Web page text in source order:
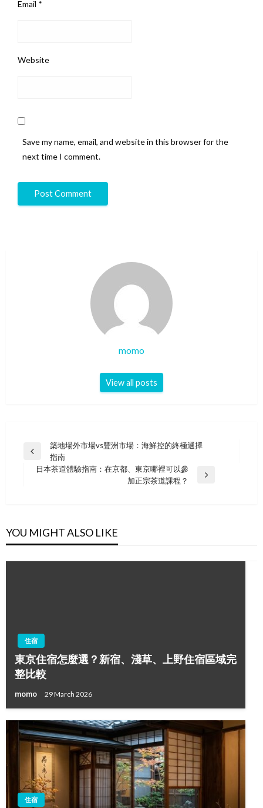
Email *
Website
Save my name, email, and website in this browser for the
next time I comment.
momo
View all posts
Post
navigation
Previous
Post
築地場外市場vs豐洲市場：海鮮控的終極選擇
指南
日本茶道體驗指南：在京都、東京哪裡可以參
加正宗茶道課程？
YOU MIGHT ALSO LIKE
住宿
東京住宿怎麼選？新宿、淺草、上野住宿區域完
整比較
momo 29 March 2026
住宿